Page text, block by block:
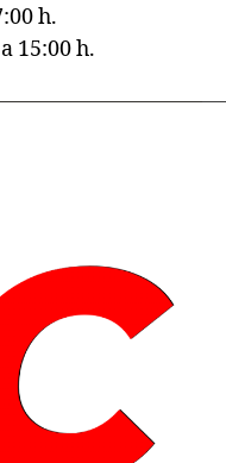
h.
15:00 h.